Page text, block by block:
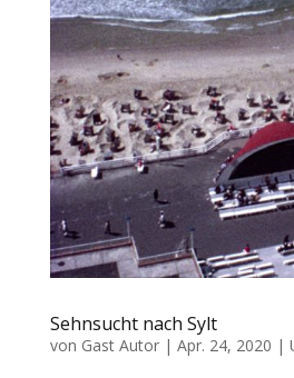
Sehnsucht nach Sylt
von Gast Autor| Apr. 24, 2020 |